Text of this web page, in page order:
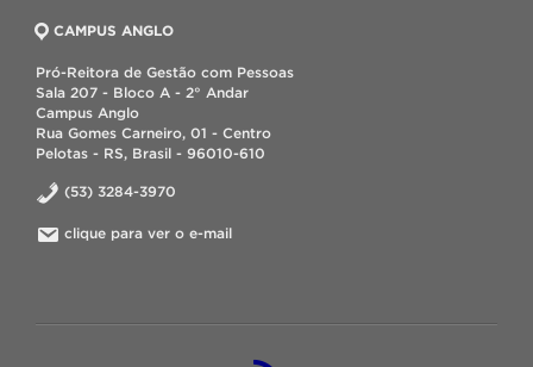
CAMPUS ANGLO
Pró-Reitora de Gestão com Pessoas
Sala 207 - Bloco A - 2° Andar
Campus Anglo
Rua Gomes Carneiro, 01 - Centro
Pelotas - RS, Brasil - 96010-610
(53) 3284-3970
clique para ver o e-mail